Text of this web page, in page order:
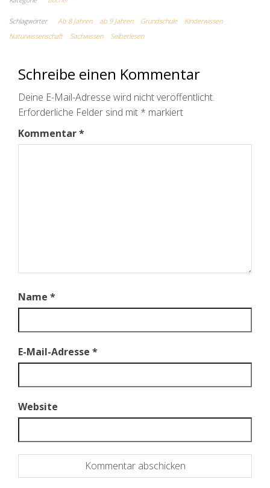
Schlagwörter Ab 8 Jahren ab 9 Jahren Grundschule
Kinderwissen
Naturwissenschaft
Sachwissen Selberlesen
Schreibe einen Kommentar
Deine E-Mail-Adresse wird nicht veröffentlicht.
Erforderliche Felder sind mit * markiert
Kommentar*
Name *
E-Mail-Adresse *
Website